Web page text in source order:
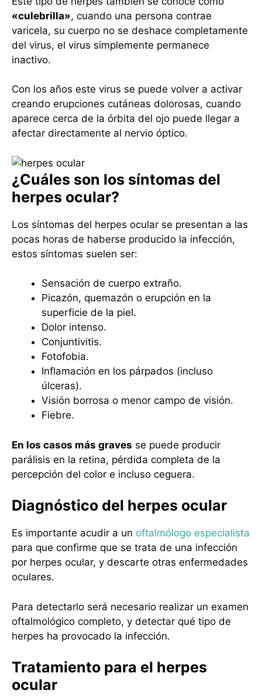
«culebrilla», cuando una persona contrae
varicela, su cuerpo no se deshace completamente
del virus, el virus simplemente permanece
inactivo.
Con los años este virus se puede volver a activar
creando erupciones cutáneas dolorosas, cuando
aparece cerca de la órbita del ojo puede llegar a
afectar directamente al nervio óptico.
¿Cuáles son los síntomas del
herpes ocular?
Los síntomas del herpes ocular se presentan a las
pocas horas de haberse producido la infección,
estos síntomas suelen ser:
Sensación de cuerpo extraño.
Picazón, quemazón o erupción en la
superficie de la piel.
Dolor intenso.
Conjuntivitis.
Fotofobia.
Inflamación en los párpados (incluso
úlceras).
Visión borrosa o menor campo de visión.
Fiebre.
En los casos más graves se puede producir
parálisis en la retina, pérdida completa de la
percepción del color e incluso ceguera.
Diagnóstico del herpes ocular
Es importante acudir a un oftalmólogo especialista
para que confirme que se trata de una infección
por herpes ocular, y descarte otras enfermedades
oculares.
Para detectarlo será necesario realizar un examen
oftalmológico completo, y detectar qué tipo de
herpes ha provocado la infección.
Tratamiento para el herpes
ocular